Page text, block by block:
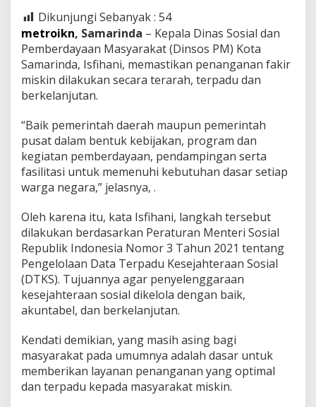
Dikunjungi Sebanyak : 54
metroikn, Samarinda – Kepala Dinas Sosial dan
Pemberdayaan Masyarakat (Dinsos PM) Kota
Samarinda, Isfihani, memastikan penanganan fakir
miskin dilakukan secara terarah, terpadu dan
berkelanjutan.
“Baik pemerintah daerah maupun pemerintah
pusat dalam bentuk kebijakan, program dan
kegiatan pemberdayaan, pendampingan serta
fasilitasi untuk memenuhi kebutuhan dasar setiap
warga negara,” jelasnya, .
Oleh karena itu, kata Isfihani, langkah tersebut
dilakukan berdasarkan Peraturan Menteri Sosial
Republik Indonesia Nomor 3 Tahun 2021 tentang
Pengelolaan Data Terpadu Kesejahteraan Sosial
(DTKS). Tujuannya agar penyelenggaraan
kesejahteraan sosial dikelola dengan baik,
akuntabel, dan berkelanjutan.
Kendati demikian, yang masih asing bagi
masyarakat pada umumnya adalah dasar untuk
memberikan layanan penanganan yang optimal
dan terpadu kepada masyarakat miskin.